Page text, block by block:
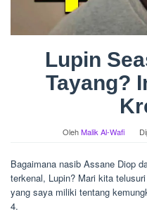
Lupin
Tayang?
OlehMalik Al-Wafi
Bagaimana nasib Assane Diop
terkenal, Lupin? Mari kita
yang saya miliki tentang
4.